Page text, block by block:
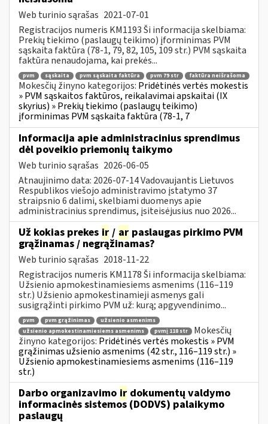
Web turinio sąrašas 2021-07-01
Registracijos numeris KM1193 Ši informacija skelbiama:
Prekių tiekimo (paslaugų teikimo) įforminimas PVM
sąskaita faktūra (78-1, 79, 82, 105, 109 str.) PVM sąskaita
faktūra nenaudojama, kai prekės...
pvm sąskaita pvm sąskaita faktūra pvm 79 str faktūra neišrašoma
Mokesčių žinyno kategorijos: Pridėtinės vertės mokestis
» PVM sąskaitos faktūros, reikalavimai apskaitai (IX
skyrius) » Prekių tiekimo (paslaugų teikimo)
įforminimas PVM sąskaita faktūra (78-1, 7
Informacija apie administracinius sprendimus
dėl poveikio priemonių taikymo
Web turinio sąrašas 2026-06-05
Atnaujinimo data: 2026-07-14 Vadovaujantis Lietuvos
Respublikos viešojo administravimo įstatymo 37
straipsnio 6 dalimi, skelbiami duomenys apie
administracinius sprendimus, įsiteisėjusius nuo 2026...
Už kokias prekes ir / ar paslaugas pirkimo PVM
grąžinamas / negrąžinamas?
Web turinio sąrašas 2018-11-22
Registracijos numeris KM1178 Ši informacija skelbiama:
Užsienio apmokestinamiesiems asmenims (116–119
str.) Užsienio apmokestinamieji asmenys gali
susigrąžinti pirkimo PVM už: kurą; apgyvendinimo...
pvm pvm grąžinimas
užsienio asmenims
užsienio apmokestinamiesiems asmenims
pvmį 118 str
Mokesčių
žinyno kategorijos: Pridėtinės vertės mokestis » PVM
grąžinimas užsienio asmenims (42 str., 116–119 str.) »
Užsienio apmokestinamiesiems asmenims (116–119
str.)
Darbo organizavimo ir dokumentų valdymo
informacinės sistemos (DODVS) palaikymo
paslaugų